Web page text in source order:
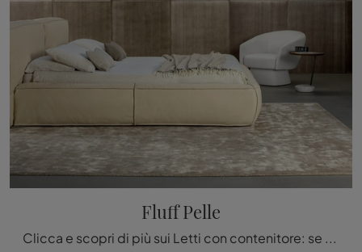
Fluff Pelle
Clicca e scopri di più sui Letti con contenitore: se cerchi modelli matrimoniali design, il modello Fluff Pelle Bonaldo fa al caso tuo.